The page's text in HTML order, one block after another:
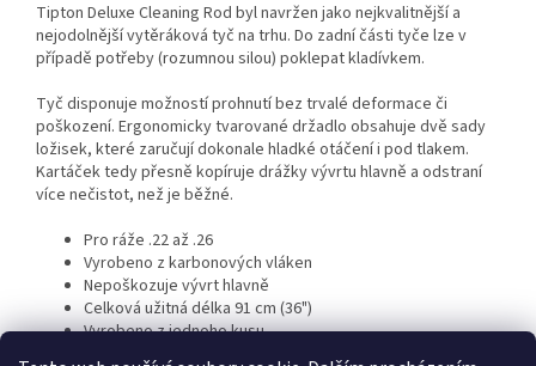
Tipton Deluxe Cleaning Rod byl navržen jako nejkvalitnější a
nejodolnější vytěráková tyč na trhu. Do zadní části tyče lze v
případě potřeby (rozumnou silou) poklepat kladívkem.
Tyč disponuje možností prohnutí bez trvalé deformace či
poškození. Ergonomicky tvarované držadlo obsahuje dvě sady
ložisek, které zaručují dokonale hladké otáčení i pod tlakem.
Kartáček tedy přesně kopíruje drážky vývrtu hlavně a odstraní
více nečistot, než je běžné.
Pro ráže .22 až .26
Vyrobeno z karbonových vláken
Nepoškozuje vývrt hlavně
Celková užitná délka 91 cm (36")
Vyrobeno z jednoho kusu
Používá kartáčky se vnějším závitem 8-32